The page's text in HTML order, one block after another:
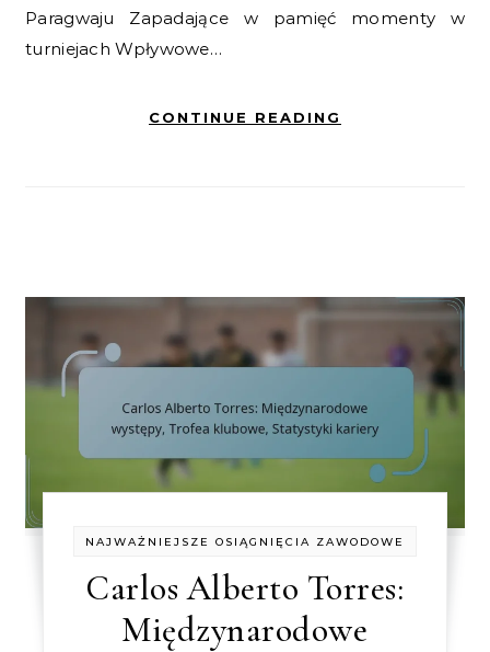
Paragwaju Zapadające w pamięć momenty w
turniejach Wpływowe…
CONTINUE READING
NAJWAŻNIEJSZE OSIĄGNIĘCIA ZAWODOWE
Carlos Alberto Torres:
Międzynarodowe